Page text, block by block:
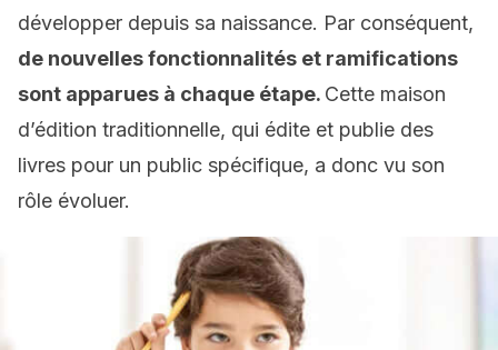
développer depuis sa naissance. Par conséquent,
de nouvelles fonctionnalités et ramifications
sont apparues à chaque étape. Cette maison
d’édition traditionnelle, qui édite et publie des
livres pour un public spécifique, a donc vu son
rôle évoluer.